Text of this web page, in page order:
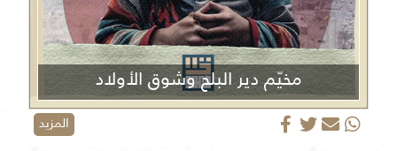
مخيّم دير البلح وشوق الأولاد
المزيد